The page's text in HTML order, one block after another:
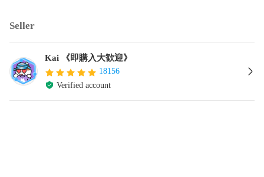
Seller
Kai 《即購入大歓迎》
18156
Verified account